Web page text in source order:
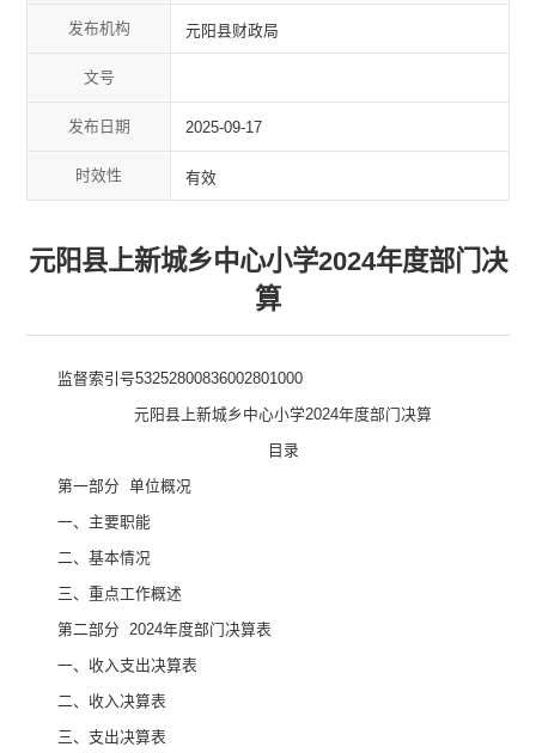
发布机构 元阳县财政局
文号
发布日期 2025-09-17
时效性 有效
元阳县上新城乡中心小学2024年度部门决
算
监督索引号53252800836002801000
元阳县上新城乡中心小学2024年度部门决算
目录
第一部分 单位概况
一、主要职能
二、 基本情况
三、重点工作概述
第二部分 2024年度部门决算表
一、收入支出决算表
二、收入决算表
三、支出决算表